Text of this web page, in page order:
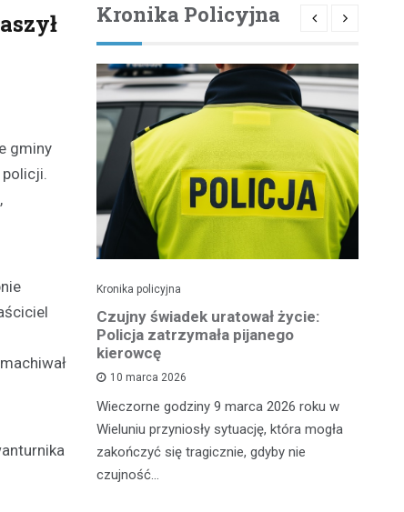
gminy
Kronika Policyjna
w
Kronika policyjna
Czujny świadek uratował życie:
Policja zatrzymała pijanego
kierowcę
10 marca 2026
Wieczorne godziny 9 marca 2026 roku w
Wieluniu przyniosły sytuację, która mogła
zakończyć się tragicznie, gdyby nie
czujność…